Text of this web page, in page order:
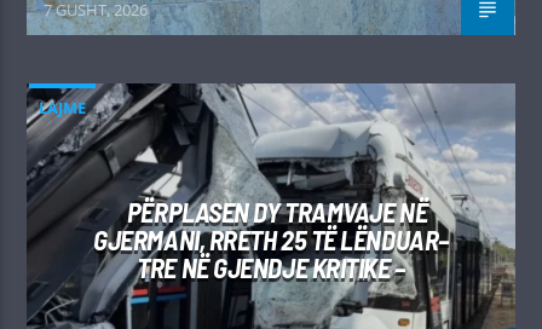
7 GUSHT, 2026
LAJME
PËRPLASEN DY TRAMVAJE NË
GJERMANI, RRETH 25 TË LËNDUAR–
TRE NË GJENDJE KRITIKE –